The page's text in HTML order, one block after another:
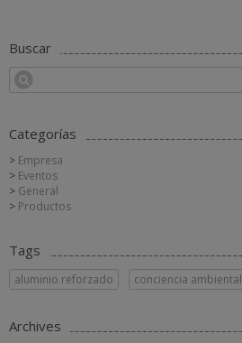
Buscar
Categorías
Empresa
Eventos
General
Productos
Tags
aluminio reforzado conciencia ambiental
Archives